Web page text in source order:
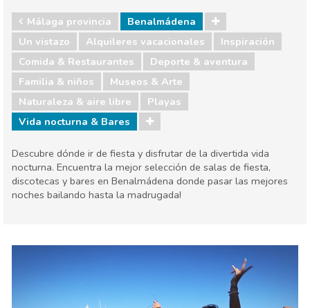
Málaga provincia
Benalmádena
Un vistazo
Alquileres vacacionales
Inspiración
Comida & Restaurantes
Deporte & aventura
Familia & niños
Museos & Arte
Naturaleza & aire libre
Playas
Vida nocturna & Bares
Descubre dónde ir de fiesta y disfrutar de la divertida vida
nocturna. Encuentra la mejor selección de salas de fiesta,
discotecas y bares en Benalmádena donde pasar las mejores
noches bailando hasta la madrugada!
Deporte & aventura
Naturaleza & aire libre
Playas